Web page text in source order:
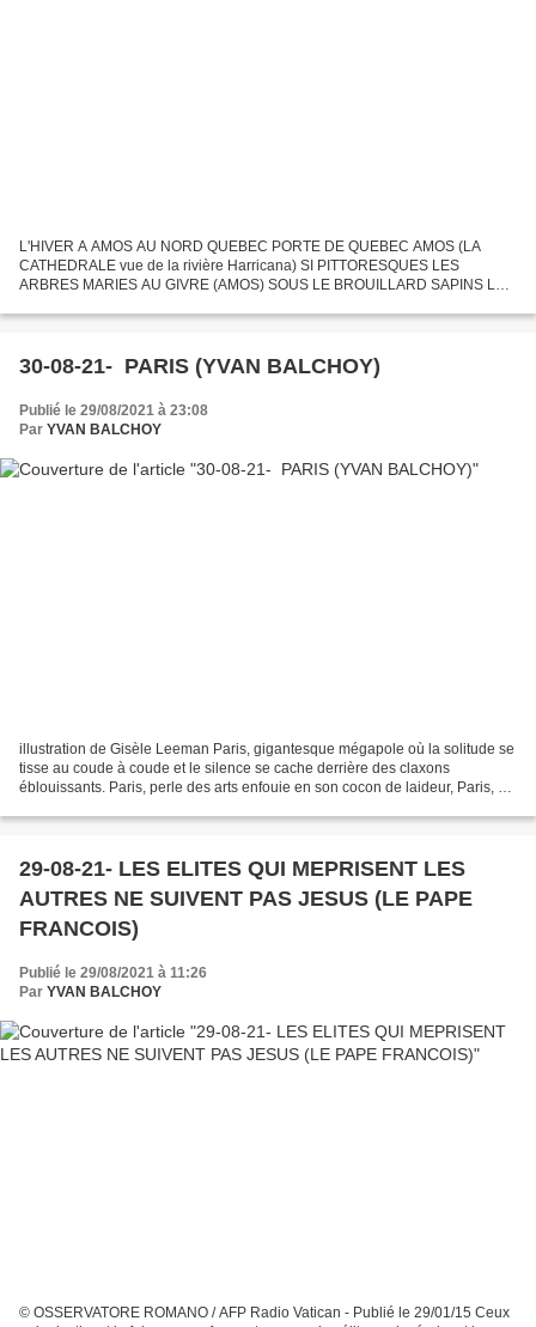
L'HIVER A AMOS AU NORD QUEBEC PORTE DE QUEBEC AMOS (LA
CATHEDRALE vue de la rivière Harricana) SI PITTORESQUES LES
ARBRES MARIES AU GIVRE (AMOS) SOUS LE BROUILLARD SAPINS LE
HARRICANA (AMOS) BEAUTE...
30-08-21- PARIS (YVAN BALCHOY)
Publié le 29/08/2021 à 23:08
Par YVAN BALCHOY
illustration de Gisèle Leeman Paris, gigantesque mégapole où la solitude se
tisse au coude à coude et le silence se cache derrière des claxons
éblouissants. Paris, perle des arts enfouie en son cocon de laideur, Paris, où
29-08-21- LES ELITES QUI MEPRISENT LES
AUTRES NE SUIVENT PAS JESUS (LE PAPE
FRANCOIS)
Publié le 29/08/2021 à 11:26
Par YVAN BALCHOY
© OSSERVATORE ROMANO / AFP Radio Vatican - Publié le 29/01/15 Ceux